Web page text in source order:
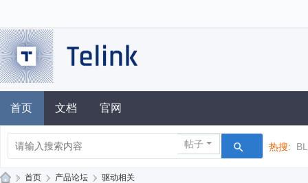
首页 文档 官网
帖子 热搜:
» 首页 › 产品论坛 › 驱动相关